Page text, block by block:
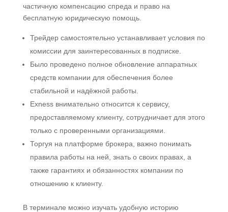
частичную компенсацию спреда и право на
бесплатную юридическую помощь.
Трейдер самостоятельно устанавливает условия по
комиссии для заинтересованных в подписке.
Было проведено полное обновление аппаратных
средств компании для обеспечения более
стабильной и надёжной работы.
Exness внимательно относится к сервису,
предоставляемому клиенту, сотрудничает для этого
только с проверенными организациями.
Торгуя на платформе брокера, важно понимать
правила работы на ней, знать о своих правах, а
также гарантиях и обязанностях компании по
отношению к клиенту.
В терминале можно изучать удобную историю